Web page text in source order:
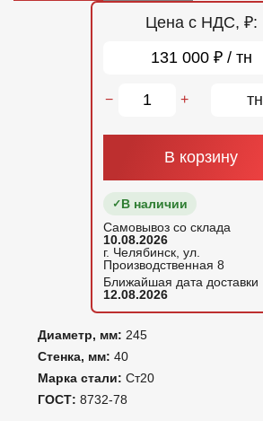
Диаметр, мм: 245
Стенка, мм: 40
Марка стали: Ст20
ГОСТ: 8732-78
Цена с НДС, ₽:
131 000 ₽ / тн
− + тн
В корзину
В наличии
Самовывоз со склада
10.08.2026
г. Челябинск, ул.
Производственная 8
Ближайшая дата доставки
12.08.2026